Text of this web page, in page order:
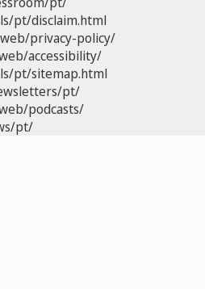
pt/disclaim.html
privacy-policy/
accessibility/
pt/sitemap.html
pt/
podcasts/
pt/